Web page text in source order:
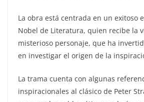
La obra está centrada en un exitoso
Nobel de Literatura, quien recibe la
misterioso personaje, que ha
en investigar el origen de la
La trama cuenta con algunas
inspiracionales al clásico de Peter